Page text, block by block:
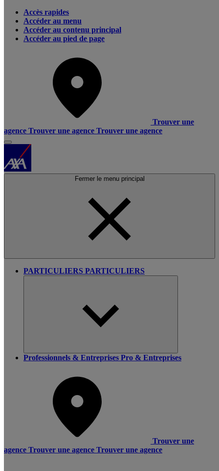
Accès rapides
Accéder au menu
Accéder au contenu principal
Accéder au pied de page
Trouver une
agence Trouver une agence Trouver une agence
Fermer le menu principal
PARTICULIERS PARTICULIERS
Professionnels & Entreprises Pro & Entreprises
Trouver une
agence Trouver une agence Trouver une agence